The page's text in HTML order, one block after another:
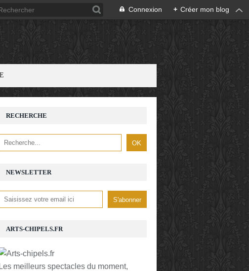
Connexion + Créer mon blog
NEWSLETTER
RECHERCHE
ARTS-CHIPELS.FR
Les meilleurs spectacles du moment,